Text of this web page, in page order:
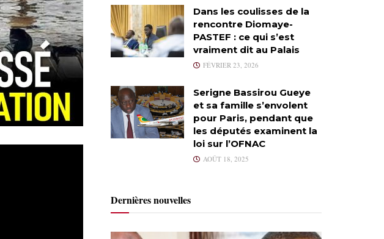
Dans les coulisses de la
rencontre Diomaye-
PASTEF : ce qui s’est
vraiment dit au Palais
FÉVRIER 23, 2026
Serigne Bassirou Gueye
et sa famille s’envolent
pour Paris, pendant que
les députés examinent la
loi sur l’OFNAC
AOÛT 18, 2025
Dernières nouvelles